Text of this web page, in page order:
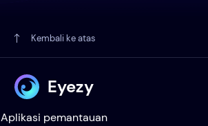
Kembali ke atas
Eyezy
Aplikasi pemantauan